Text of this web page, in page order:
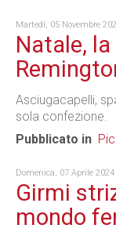
Martedì, 05 Novembre
Natale,
Asciugacapelli,
sola confezione.
Pubblicato in
Domenica, 07 Aprile 2024
Girmi
mondo